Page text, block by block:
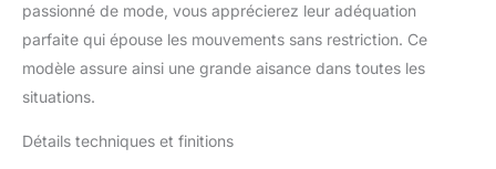
passionné de mode, vous apprécierez leur adéquation
parfaite qui épouse les mouvements sans restriction. Ce
modèle assure ainsi une grande aisance dans toutes les
situations.
Détails techniques et finitions